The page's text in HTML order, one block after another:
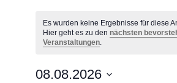
Es wurden keine Ergebnisse für diese
Hier geht es zu dennächsten
Veranstaltungen.
08.08.2026